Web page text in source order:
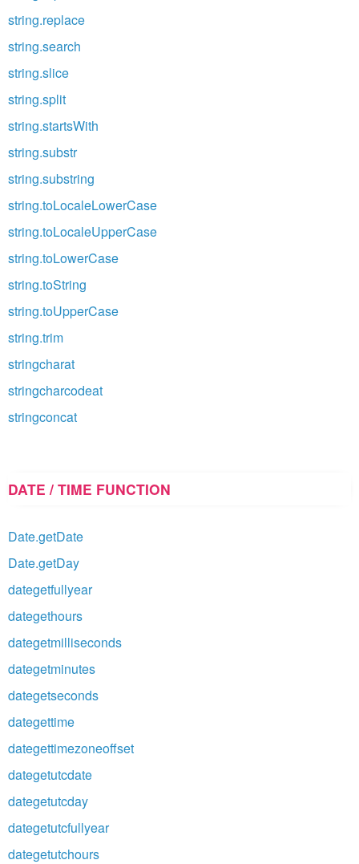
string.replace
string.search
string.slice
string.split
string.startsWith
string.substr
string.substring
string.toLocaleLowerCase
string.toLocaleUpperCase
string.toLowerCase
string.toString
string.toUpperCase
string.trim
stringcharat
stringcharcodeat
stringconcat
DATE / TIME FUNCTION
Date.getDate
Date.getDay
dategetfullyear
dategethours
dategetmilliseconds
dategetminutes
dategetseconds
dategettime
dategettimezoneoffset
dategetutcdate
dategetutcday
dategetutcfullyear
dategetutchours